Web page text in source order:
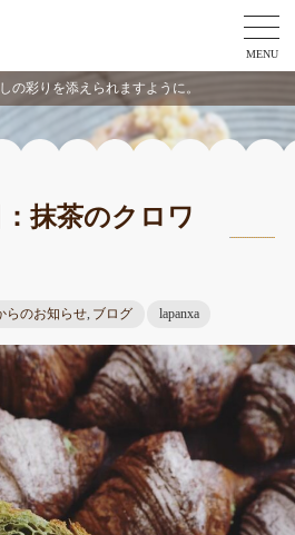
MENU
の彩りを添えられますように。
：抹茶のクロワ
らのお知らせ, ブログ lapanxa